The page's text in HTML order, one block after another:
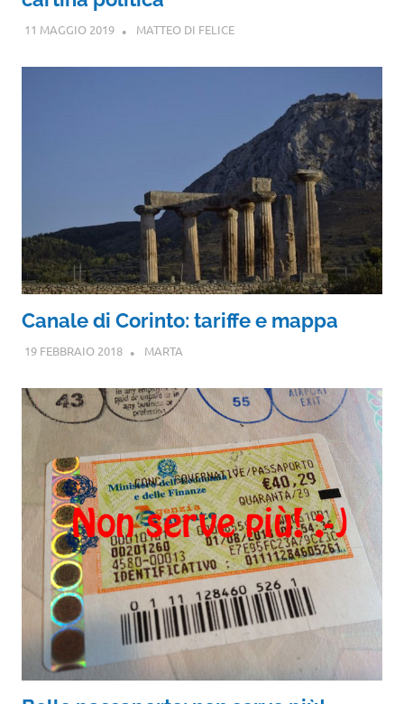
11 MAGGIO 2019 MATTEO DI FELICE
Canale di Corinto: tariffe e mappa
19 FEBBRAIO 2018 MARTA